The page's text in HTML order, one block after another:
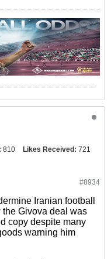
810 Likes Received: 721
#8934
Iranian football
Givova deal was
copy despite many
warning him